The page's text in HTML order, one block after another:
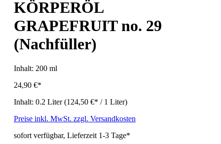
KÖRPERÖL
GRAPEFRUIT no. 29
(Nachfüller)
Inhalt: 200 ml
24,90 €*
Inhalt: 0.2 Liter(124,50 €* / 1 Liter)
Preise inkl. MwSt. zzgl. Versandkosten
sofort verfügbar, Lieferzeit 1-3 Tage*